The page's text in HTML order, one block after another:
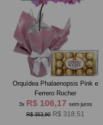
Orquídea Phalaenopsis Pink e
Ferrero Rocher
3x R$ 106,17 sem juros
R$ 353,90 R$ 318,51